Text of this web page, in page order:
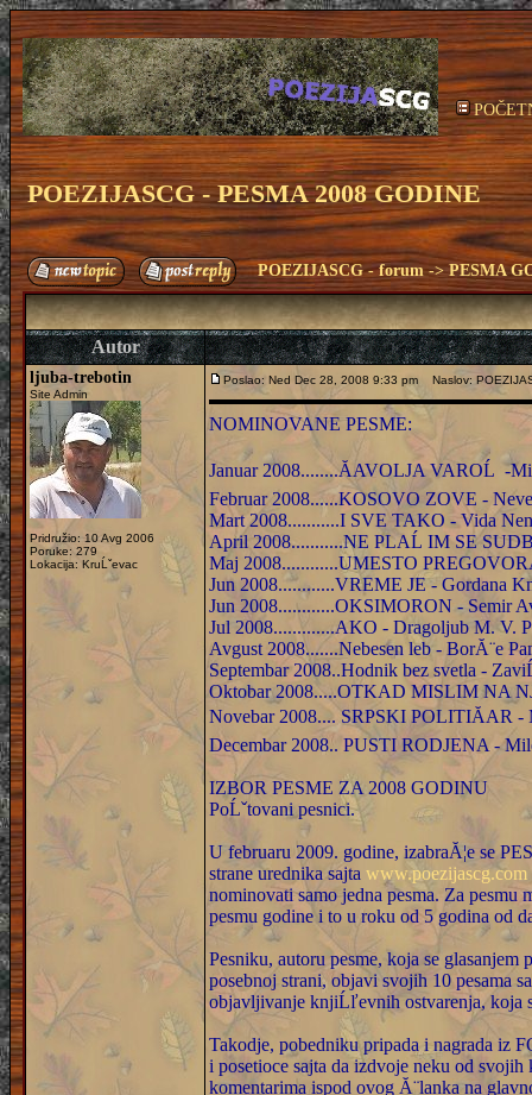
POEZIJASCG - PESMA 2008 GODINE
POEZIJASCG - forum ->PESMA
Autor
ljuba-trebotin
Site Admin
Pridružio: 10 Avg 2006
Poruke: 279
Lokacija: KruĹˇevac
Poslao: Ned Dec 28, 2008 9:33 pm Naslov:
NOMINOVANE PESME:
Januar 2008........ĂAVOLJA VAROĹ -
Februar 2008......KOSOVO ZOVE -
Mart 2008...........I SVE TAKO - Vida
April 2008...........NE PLAĹ IM SE
Maj 2008............UMESTO
Jun 2008............VREME JE - Gordana
Jun 2008............OKSIMORON - Semir
Jul 2008.............AKO - Dragoljub M. V.
Avgust 2008.......Nebesen leb - BorĂ¨e
Septembar 2008..Hodnik bez svetla -
Oktobar 2008.....OTKAD MISLIM NA
Novebar 2008.... SRPSKI POLITIĂAR -
Decembar 2008.. PUSTI RODJENA -
IZBOR PESME ZA 2008 GODINU
PoĹˇtovani pesnici.
U februaru 2009. godine, izabraĂ¦e se
strane urednika sajta www.poezijascg.com
nominovati samo jedna pesma. Za pesmu
pesmu godine i to u roku od 5 godina od
Pesniku, autoru pesme, koja se glasanjem
posebnoj strani, objavi svojih 10 pesama
objavljivanje knjiĹľevnih ostvarenja, koja
Takodje, pobedniku pripada i nagrada
i posetioce sajta da izdvoje neku od
komentarima ispod ovog Ă¨lanka na